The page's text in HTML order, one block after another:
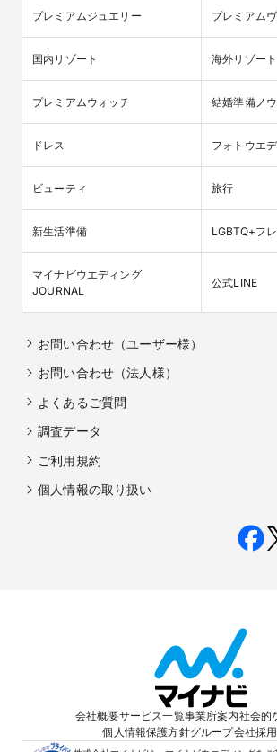
プレミアムジュエリー プレミアム
国内リゾート 海外リゾート
プレミアムウォッチ 結婚準備ノ
ドレス フォトウエ
ビューティ 旅行
新生活準備 LGBTQ+フ
マイナビウエディング
JOURNAL
公式LINE
お問い合わせ（ユーザー様）
お問い合わせ（法人様）
よくあるご質問
調査データ
ご利用規約
個人情報の取り扱い
会社概要サービス一覧事業所案内社会的
個人情報保護方針グループ会社採